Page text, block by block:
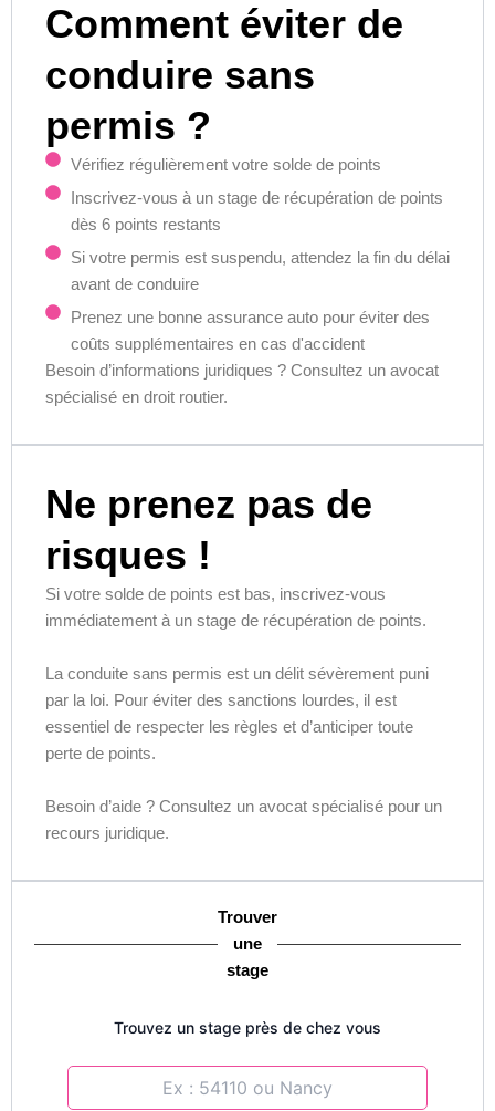
Comment éviter de
conduire sans
permis ?
Vérifiez régulièrement votre solde de points
Inscrivez-vous à un stage de récupération de points
dès 6 points restants
Si votre permis est suspendu, attendez la fin du délai
avant de conduire
Prenez une bonne assurance auto pour éviter des
coûts supplémentaires en cas d'accident
Besoin d’informations juridiques ? Consultez un avocat
spécialisé en droit routier.
Ne prenez pas de
risques !
Si votre solde de points est bas, inscrivez-vous
immédiatement à un stage de récupération de points.
La conduite sans permis est un délit sévèrement puni
par la loi. Pour éviter des sanctions lourdes, il est
essentiel de respecter les règles et d’anticiper toute
perte de points.
Besoin d’aide ? Consultez un avocat spécialisé pour un
recours juridique.
Trouver
une
stage
Trouvez un stage près de chez vous